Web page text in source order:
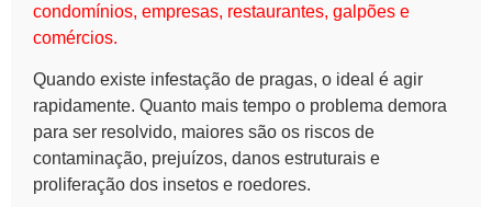
condomínios, empresas, restaurantes, galpões e
comércios.
Quando existe infestação de pragas, o ideal é agir
rapidamente. Quanto mais tempo o problema demora
para ser resolvido, maiores são os riscos de
contaminação, prejuízos, danos estruturais e
proliferação dos insetos e roedores.